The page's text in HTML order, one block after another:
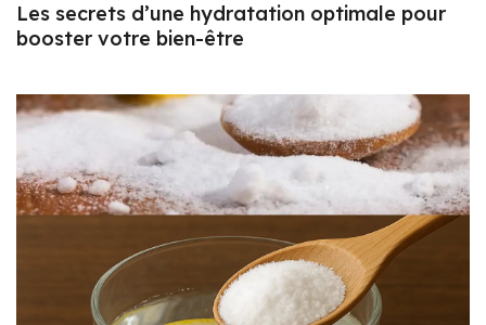
Les secrets d’une hydratation optimale pour
booster votre bien-être